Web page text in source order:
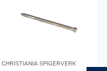
CHRISTIANIA SPIGERVERK